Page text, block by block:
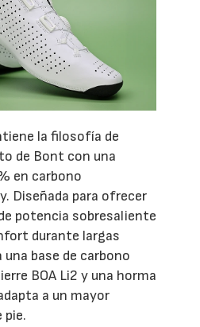
la filosofía de
de Bont con una
en carbono
Diseñada para ofrecer
potencia sobresaliente
durante largas
base de carbono
BOA Li2 y una horma
a un mayor
pie.